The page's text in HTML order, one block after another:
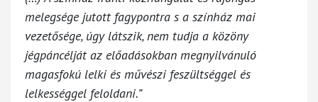
melegsége jutott fagypontra s a színház mai
vezetősége, úgy látszik, nem tudja a közöny
jégpáncélját az előadásokban megnyilvánuló
magasfokú lelki és művészi feszültséggel és
lelkességgel feloldani.”